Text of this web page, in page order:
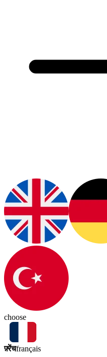
choose
फ़्रेंचfrançais